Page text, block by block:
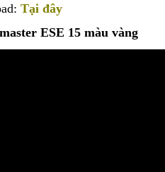
Tại đây
ESE 15 màu vàng